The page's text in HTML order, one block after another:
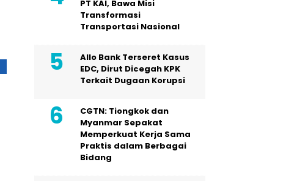
PT KAI, Bawa Misi
Transformasi
Transportasi Nasional
Allo Bank Terseret Kasus
EDC, Dirut Dicegah KPK
Terkait Dugaan Korupsi
CGTN: Tiongkok dan
Myanmar Sepakat
Memperkuat Kerja Sama
Praktis dalam Berbagai
Bidang